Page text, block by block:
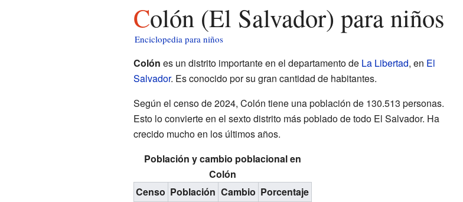
Colón (El Salvador) para niños
Enciclopedia para niños
Colón es un distrito importante en el departamento de La Libertad, en El
Salvador. Es conocido por su gran cantidad de habitantes.
Según el censo de 2024, Colón tiene una población de 130.513 personas.
Esto lo convierte en el sexto distrito más poblado de todo El Salvador. Ha
crecido mucho en los últimos años.
Población y cambio poblacional en
Colón
Censo Población Cambio Porcentaje